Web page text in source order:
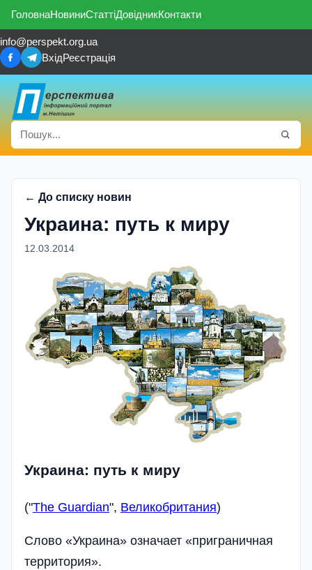
ГоловнаНовиниСтаттіДовідникКонтакти
info@perspekt.org.ua
ВхідРеєстрація
← До списку новин
Украина: путь к миру
12.03.2014
Украина: путь к миру
("The Guardian", Великобритания)
Слово «Украина» означает «приграничная
территория».